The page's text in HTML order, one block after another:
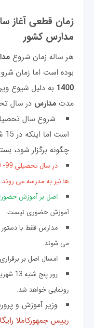
مدارس کشور
هر ساله زمان شروع
بوده است اما زمان
1400 به دلیل شیوع
مدت مدارس در سال
شروع سال
چگونه برگزار شود،
ها نیز به مدرسه می روند.
اصل بر آموزش
آموزش حضوری نیست.
مدارس فقط با دستور
می شوند.
امسال اصل بر
روز پنج شنبه 13 شهریور از
رونمایی خواهد شد.
وزیر آموزش و
رییس جمهورکاملا